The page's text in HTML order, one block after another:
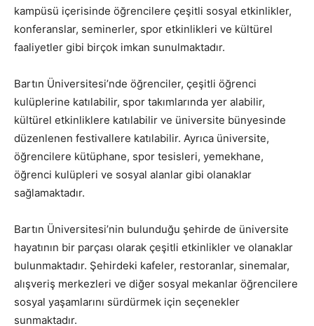
kampüsü içerisinde öğrencilere çeşitli sosyal etkinlikler,
konferanslar, seminerler, spor etkinlikleri ve kültürel
faaliyetler gibi birçok imkan sunulmaktadır.
Bartın Üniversitesi’nde öğrenciler, çeşitli öğrenci
kulüplerine katılabilir, spor takımlarında yer alabilir,
kültürel etkinliklere katılabilir ve üniversite bünyesinde
düzenlenen festivallere katılabilir. Ayrıca üniversite,
öğrencilere kütüphane, spor tesisleri, yemekhane,
öğrenci kulüpleri ve sosyal alanlar gibi olanaklar
sağlamaktadır.
Bartın Üniversitesi’nin bulunduğu şehirde de üniversite
hayatının bir parçası olarak çeşitli etkinlikler ve olanaklar
bulunmaktadır. Şehirdeki kafeler, restoranlar, sinemalar,
alışveriş merkezleri ve diğer sosyal mekanlar öğrencilere
sosyal yaşamlarını sürdürmek için seçenekler
sunmaktadır.